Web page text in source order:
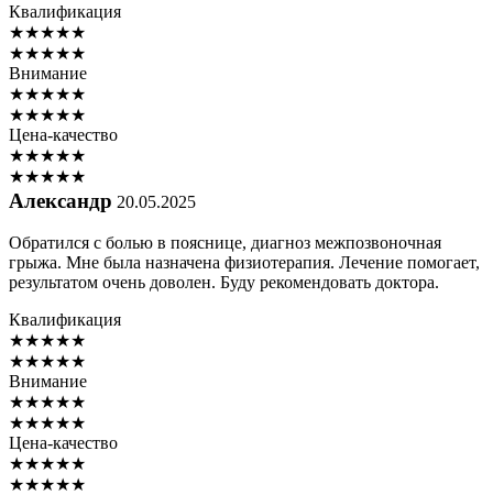
Квалификация
★★★★★
★★★★★
Внимание
★★★★★
★★★★★
Цена-качество
★★★★★
★★★★★
Александр 20.05.2025
Обратился с болью в пояснице, диагноз межпозвоночная
грыжа. Мне была назначена физиотерапия. Лечение помогает,
результатом очень доволен. Буду рекомендовать доктора.
Квалификация
★★★★★
★★★★★
Внимание
★★★★★
★★★★★
Цена-качество
★★★★★
★★★★★